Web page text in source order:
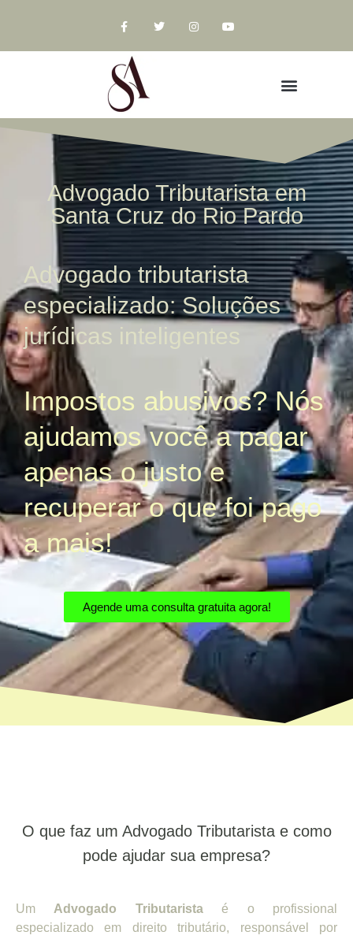
Advogado Tributarista em
Santa Cruz do Rio Pardo
Advogado tributarista
especializado: Soluções
jurídicas inteligentes
Impostos abusivos? Nós
ajudamos você a pagar
apenas o justo e
recuperar o que foi pago
a mais!
Agende uma consulta gratuita agora!
O que faz um Advogado Tributarista e como
pode ajudar sua empresa?
Um Advogado Tributaristaé o profissional
especializado em direito tributário, responsável por